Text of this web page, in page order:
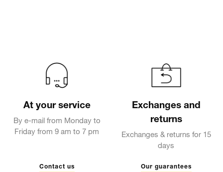
At your service
By e-mail from Monday to
Friday from 9 am to 7 pm
Contact us
Exchanges and
returns
Exchanges & returns for 15
days
Our guarantees